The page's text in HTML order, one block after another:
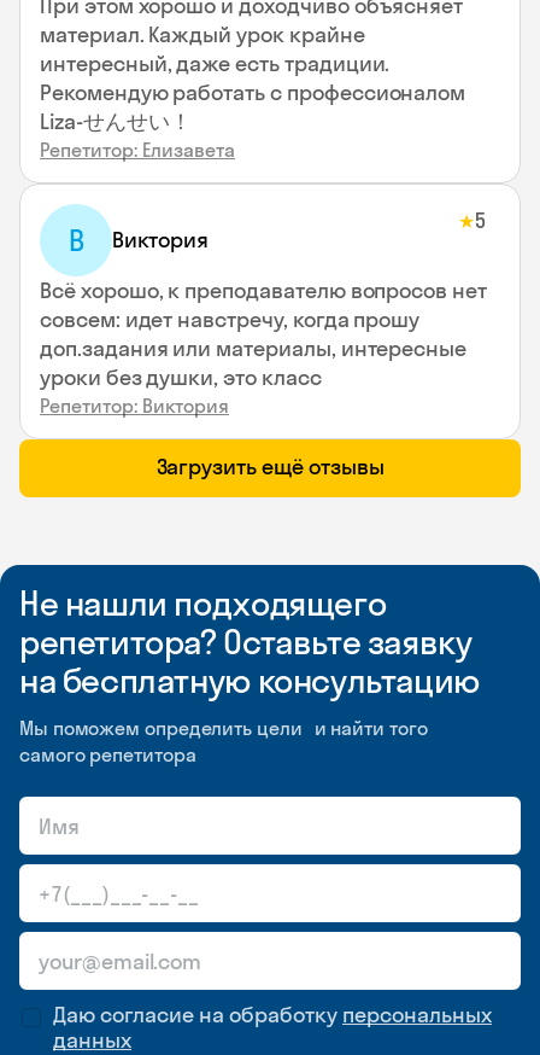
материал. Каждый урок крайне
интересный, даже есть традиции.
Рекомендую работать с профессионалом
Liza-せんせい！
Репетитор: Елизавета
В Виктория
★5
Всё хорошо, к преподавателю вопросов нет
совсем: идет навстречу, когда прошу
доп.задания или материалы, интересные
уроки без душки, это класс
Репетитор: Виктория
Загрузить ещё отзывы
Не нашли подходящего
репетитора? Оставьте заявку
на бесплатную консультацию
Мы поможем определить цели и найти того
самого репетитора
Даю согласие на обработку персональных
данных